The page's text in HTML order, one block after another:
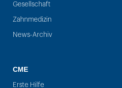
Gesellschaft
Zahnmedizin
News-Archiv
CME
Erste Hilfe